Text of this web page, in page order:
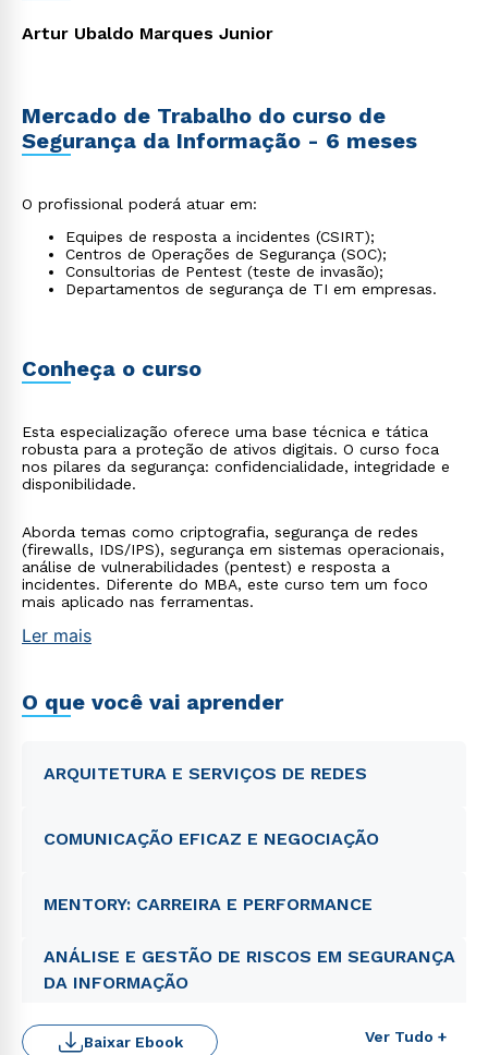
Artur Ubaldo Marques Junior
Mercado de Trabalho do curso de
Segurança da Informação - 6 meses
O profissional poderá atuar em:
Equipes de resposta a incidentes (CSIRT);
Centros de Operações de Segurança (SOC);
Consultorias de Pentest (teste de invasão);
Departamentos de segurança de TI em empresas.
Conheça o curso
Esta especialização oferece uma base técnica e tática
robusta para a proteção de ativos digitais. O curso foca
nos pilares da segurança: confidencialidade, integridade e
disponibilidade.
Aborda temas como criptografia, segurança de redes
(firewalls, IDS/IPS), segurança em sistemas operacionais,
análise de vulnerabilidades (pentest) e resposta a
incidentes. Diferente do MBA, este curso tem um foco
mais aplicado nas ferramentas.
Ler mais
O que você vai aprender
ARQUITETURA E SERVIÇOS DE REDES
COMUNICAÇÃO EFICAZ E NEGOCIAÇÃO
MENTORY: CARREIRA E PERFORMANCE
ANÁLISE E GESTÃO DE RISCOS EM SEGURANÇA
DA INFORMAÇÃO
Ver Tudo +
Baixar Ebook